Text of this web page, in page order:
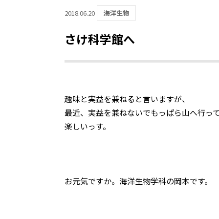
2018.06.20 海洋生物
さけ科学館へ
趣味と実益を兼ねると言いますが、
最近、実益を兼ねないでもっぱら山へ行って
楽しいっす。
お元気ですか。海洋生物学科の岡本です。